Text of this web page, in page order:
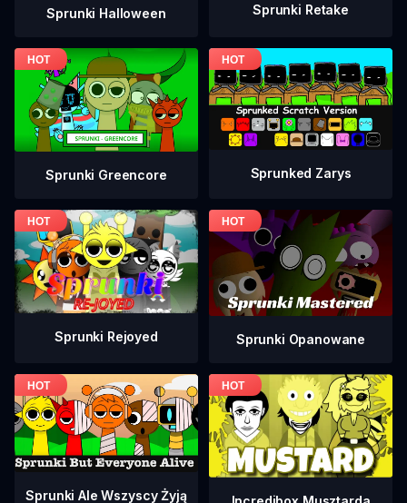
Sprunki Halloween Sprunki Retake
Sprunki Greencore Sprunked Zarys
Sprunki Rejoyed Sprunki Opanowane
Sprunki Ale Wszyscy Żyją